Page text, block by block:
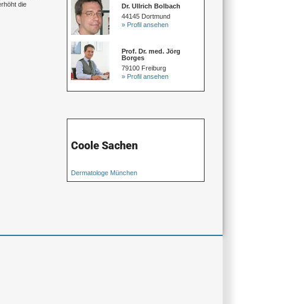
die
Dr. Ullrich Bolbach
44145 Dortmund
» Profil ansehen
Prof. Dr. med. Jörg
Borges
79100 Freiburg
» Profil ansehen
Coole Sachen
Dermatologe München